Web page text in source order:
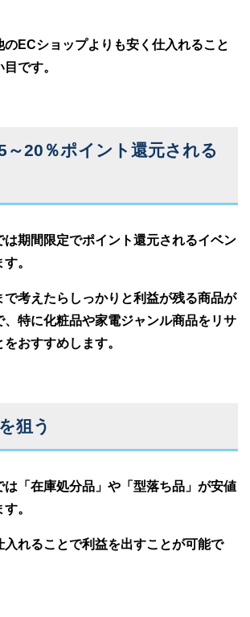
のECショップよりも安く仕入れること
です。
～20％ポイント還元される
は期間限定でポイント還元されるイベン
。
で考えたらしっかりと利益が残る商品が
、特に化粧品や家電ジャンル商品をリサ
おすすめします。
狙う
は「在庫処分品」や「型落ち品」が安値
。
入れることで利益を出すことが可能で